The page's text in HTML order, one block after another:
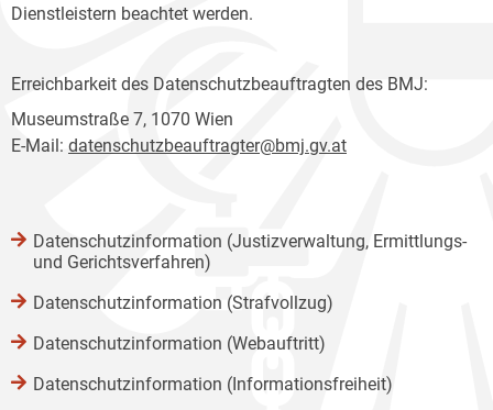
Dienstleistern beachtet werden.
Erreichbarkeit des Datenschutzbeauftragten des BMJ:
Museumstraße 7, 1070 Wien
E-Mail: datenschutzbeauftragter@bmj.gv.at
Datenschutzinformation (Justizverwaltung, Ermittlungs-
und Gerichtsverfahren)
Datenschutzinformation (Strafvollzug)
Datenschutzinformation (Webauftritt)
Datenschutzinformation (Informationsfreiheit)